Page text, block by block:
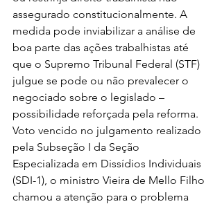
assegurado constitucionalmente. A
medida pode inviabilizar a análise de
boa parte das ações trabalhistas até
que o Supremo Tribunal Federal (STF)
julgue se pode ou não prevalecer o
negociado sobre o legislado –
possibilidade reforçada pela reforma.
Voto vencido no julgamento realizado
pela Subseção I da Seção
Especializada em Dissídios Individuais
(SDI-1), o ministro Vieira de Mello Filho
chamou a atenção para o problema